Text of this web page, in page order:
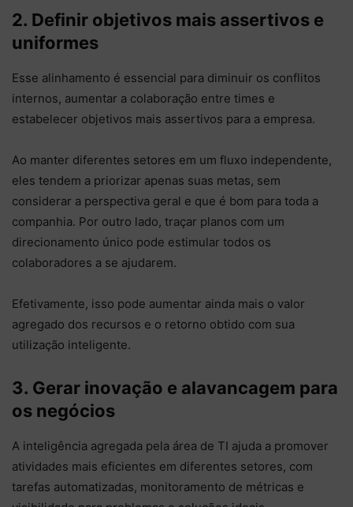
2. Definir objetivos mais assertivos e
uniformes
Esse alinhamento é essencial para diminuir os conflitos
internos, aumentar a colaboração entre times e
estabelecer objetivos mais assertivos para a empresa.
Ao manter diferentes setores em um fluxo independente,
eles tendem a priorizar apenas suas metas, sem
considerar a perspectiva geral e que é bom para toda a
companhia. Por outro lado, traçar planos com um
direcionamento único pode estimular todos os
colaboradores a se ajudarem.
Efetivamente, isso pode aumentar ainda mais o valor
agregado dos recursos e o retorno obtido com sua
utilização inteligente.
3. Gerar inovação e alavancagem para
os negócios
A inteligência agregada pela área de TI ajuda a promover
atividades mais eficientes em diferentes setores, com
tarefas automatizadas, monitoramento de métricas e